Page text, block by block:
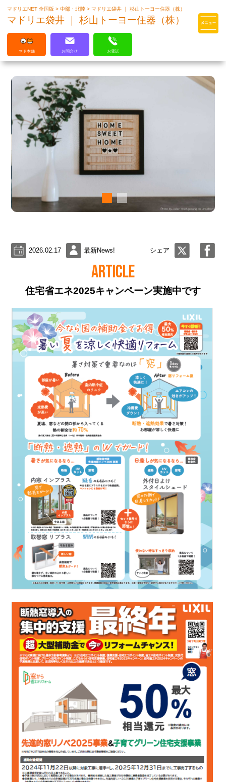
マドリエはLIXILの厳しい基準を
クリアした住まいのプロ集団です
マドリエNET 全国版>中部・北陸>マドリエ袋井 ｜ 杉山トーヨー住器（株）
マドリエ袋井 ｜ 杉山トーヨー住器（株）
マド本舗 お問合せ お電話
2026.02.17 最新News! シェア
ARTICLE
住宅省エネ2025キャンペーン実施中です